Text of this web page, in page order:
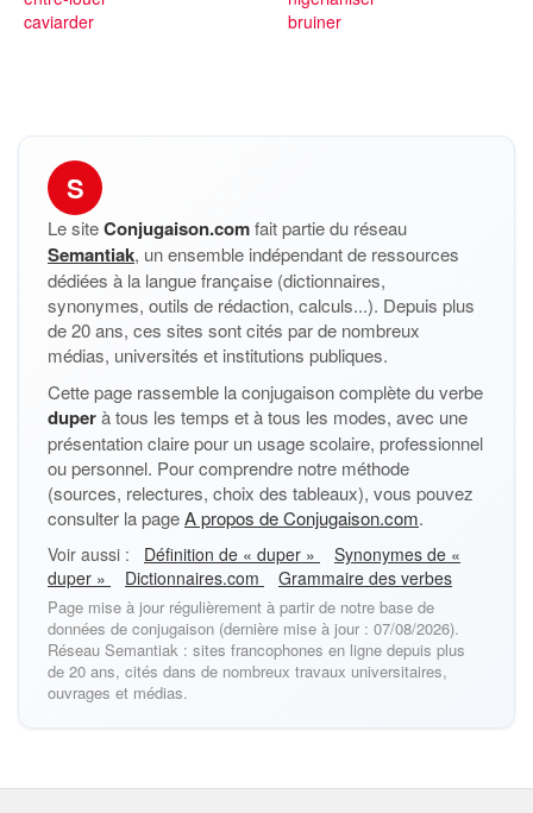
caviarder
bruiner
S
Le siteConjugaison.comfait partie du réseau
Semantiak, un ensemble indépendant de ressources
dédiées à la langue française (dictionnaires,
synonymes, outils de rédaction, calculs...). Depuis plus
de 20 ans, ces sites sont cités par de nombreux
médias, universités et institutions publiques.
Cette page rassemble la conjugaison complète du verbe
duperà tous les temps et à tous les modes, avec une
présentation claire pour un usage scolaire, professionnel
ou personnel. Pour comprendre notre méthode
(sources, relectures, choix des tableaux), vous pouvez
consulter la pageA propos de Conjugaison.com.
Voir aussi : Définition de « duper »
Synonymes de «
duper »
Dictionnaires.com Grammaire des verbes
Page mise à jour régulièrement à partir de notre base de
données de conjugaison (dernière mise à jour : 07/08/2026).
Réseau Semantiak : sites francophones en ligne depuis plus
de 20 ans, cités dans de nombreux travaux universitaires,
ouvrages et médias.